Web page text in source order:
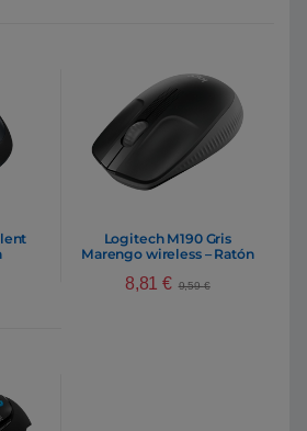
Logitech M190 Gris
Marengo wireless – Ratón
8,81€ 9,59€